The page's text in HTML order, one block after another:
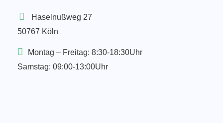
Haselnußweg 27
50767 Köln
Montag – Freitag: 8:30-18:30Uhr
Samstag: 09:00-13:00Uhr